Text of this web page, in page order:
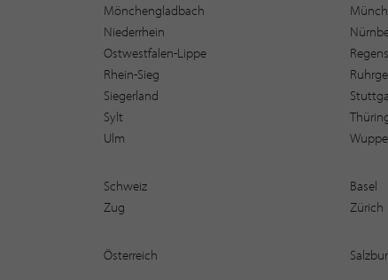
Mönchengladbach
Niederrhein
Ostwestfalen-Lippe
Rhein-Sieg
Siegerland
Sylt
Ulm
Schweiz Basel
Zug
Zürich
Österreich